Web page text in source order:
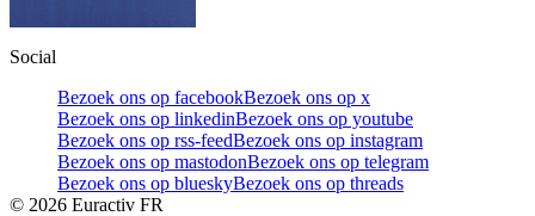
Social
Bezoek ons op facebookBezoek ons op x
Bezoek ons op linkedinBezoek ons op youtube
Bezoek ons op rss-feedBezoek ons op instagram
Bezoek ons op mastodonBezoek ons op telegram
Bezoek ons op blueskyBezoek ons op threads
© 2026 Euractiv FR